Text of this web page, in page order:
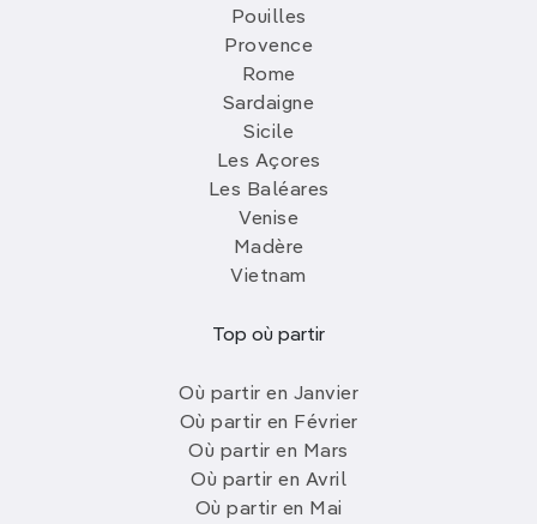
Pouilles
Provence
Rome
Sardaigne
Sicile
Les Açores
Les Baléares
Venise
Madère
Vietnam
Top où partir
Où partir en Janvier
Où partir en Février
Où partir en Mars
Où partir en Avril
Où partir en Mai